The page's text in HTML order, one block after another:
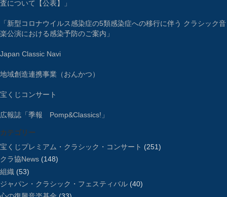
査について【公表】」
「新型コロナウイルス感染症の5類感染症への移行に伴う クラシック音
楽公演における感染予防のご案内」
Japan Classic Navi
地域創造連携事業（おんかつ）
宝くじコンサート
広報誌「季報 Pomp&Classics!」
カテゴリー
宝くじプレミアム・クラシック・コンサート (251)
クラ協News (148)
組織 (53)
ジャパン・クラシック・フェスティバル (40)